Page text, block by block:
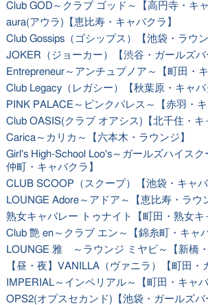
Club GOD～クラブ ゴッド～【高円寺・キャ
aura(アウラ)【恵比寿・キャバクラ】
Club Gossips（ゴシップス）【池袋・ラウン
JOKER（ジョーカー）【渋谷・ガールズバ
Entrepreneur～アンチュプノア～【町田・キ
Club Legacy（レガシー）【秋葉原・キャバ
PINK PALACE～ピンクパレス～【赤羽・キ
Club OASIS(クラブ オアシス)【北千住・キ
Carica～カリカ～【六本木・ラウンジ】
Girl's High-School Loo's～ガールズハイス
仲町・キャバクラ】
CLUB SCOOP（スクープ）【池袋・キャバ
LOUNGE Adore～アドア～【恵比寿・ラウ
熟女キャバレー トゥナイト【町田・熟女キ
Club 艶 en～クラブ エン～【錦糸町・キャ
LOUNGE 雅 ～ラウンジ ミヤビ～【新橋・
【昼・夜】VANILLA（ヴァニラ）【町田・
IMPERIAL～インペリアル～【町田・キャバ
OPS2(オプスセカンド)【池袋・ガールズバ